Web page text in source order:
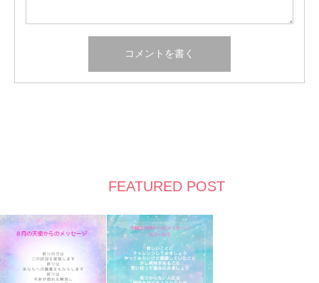
FEATURED POST